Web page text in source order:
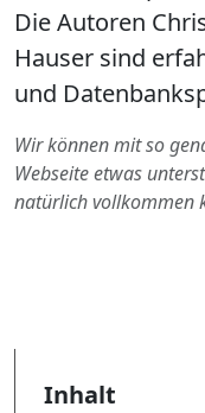
Die Autoren
Hauser sind
und
Wir können mit so
Webseite etwas
natürlich vollkommen
Inhalt